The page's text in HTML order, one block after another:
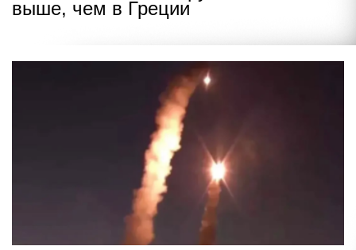
выше, чем в Греции